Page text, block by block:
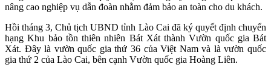
nâng cao nghiệp vụ dẫn đoàn nhằm đảm bảo an toàn cho du khách.
Hồi tháng 3, Chủ tịch UBND tỉnh Lào Cai đã ký quyết định chuyển
hạng Khu bảo tồn thiên nhiên Bát Xát thành Vườn quốc gia Bát
Xát. Đây là vườn quốc gia thứ 36 của Việt Nam và là vườn quốc
gia thứ 2 của Lào Cai, bên cạnh Vườn quốc gia Hoàng Liên.